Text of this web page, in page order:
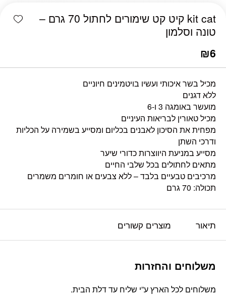
kit cat קיט קט שימורים לחתול 70 גרם –
טונה וסלמון
₪6
מכיל בשר איכותי ועשיו בויטמינים חיוניים
ללא דגנים
מועשר באומגה 3 ו-6
מכיל טאורין לבריאות העיניים
מפחית את הסיכון לאבנים בכליום ומסייע בשמירה על הכליות
ודרכי השתן
מסייע במניעת היווצרות כדורי שיער
מתאים לחתולים בכל שלבי החיים
מרכיבים טבעיים בלבד – ללא צבעים או חומרים משמרים
תכולה: 70 גרם
תיאור מוצרים קשורים
משלוחים והחזרות
משלוחים לכל הארץ ע”י שליח עד דלת הבית.